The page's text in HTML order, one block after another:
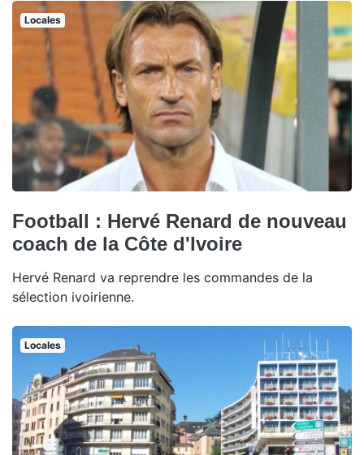
Locales
Football : Hervé Renard de nouveau
coach de la Côte d'Ivoire
Hervé Renard va reprendre les commandes de la
sélection ivoirienne.
Locales